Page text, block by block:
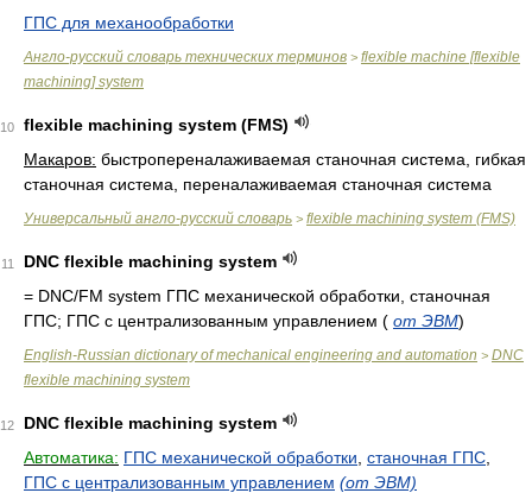
ГПС для механообработки
Англо-русский словарь технических терминов > flexible machine [flexible
machining] system
10
flexible machining system (FMS)
Макаров: быстропереналаживаемая станочная система, гибкая
станочная система, переналаживаемая станочная система
Универсальный англо-русский словарь > flexible machining system (FMS)
11
DNC flexible machining system
= DNC/FM system ГПС механической обработки, станочная
ГПС; ГПС с централизованным управлением ( от ЭВМ)
English-Russian dictionary of mechanical engineering and automation > DNC
flexible machining system
12
DNC flexible machining system
Автоматика: ГПС механической обработки станочная ГПС
ГПС с централизованным управлением (от ЭВМ)